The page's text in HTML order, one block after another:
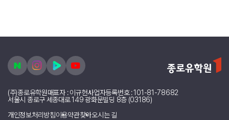
(주)종로유학원대표자 : 이규헌사업자등록번호 : 101-81-78682
서울시 종로구 세종대로 149 광화문빌딩 8층 (03186)
개인정보처리방침이용약관찾아오시는 길